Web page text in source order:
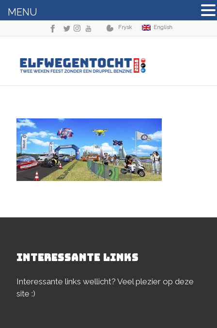
Frysk English
INTERESSANTE LINKS
Interessante links wellicht? Veel plezier op deze
site :)
MENU